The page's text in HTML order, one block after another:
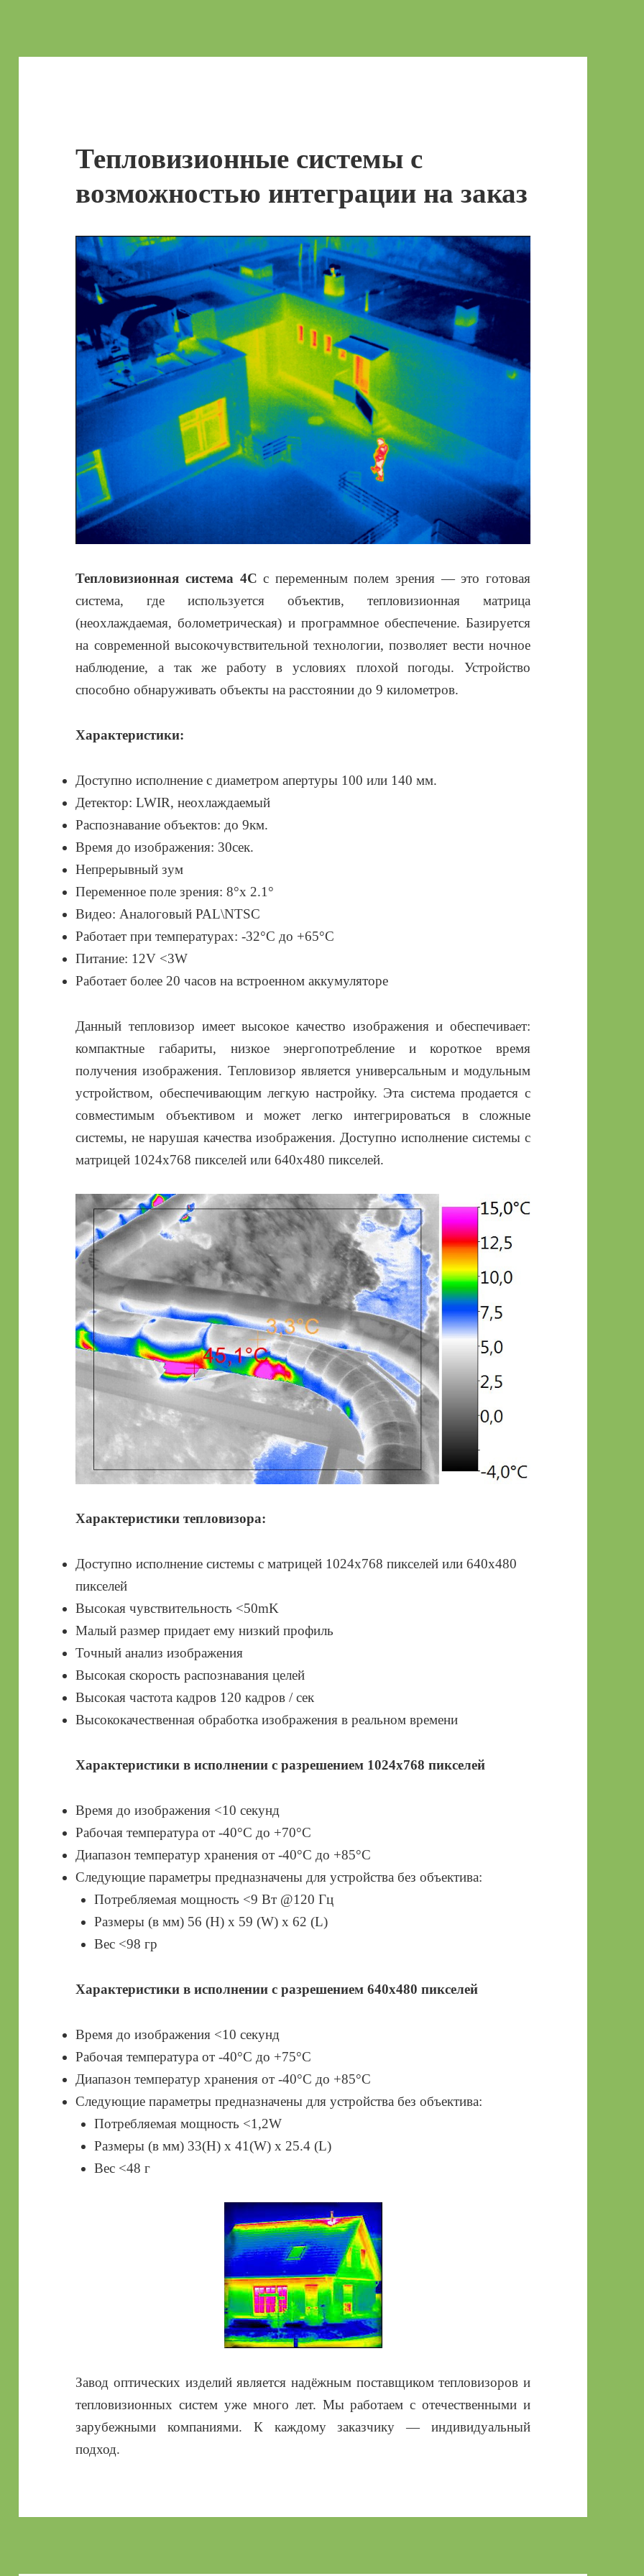
Тепловизионные системы с
возможностью интеграции на заказ
Тепловизионная система 4С с переменным полем зрения — это готовая
система, где используется объектив, тепловизионная матрица
(неохлаждаемая, болометрическая) и программное обеспечение. Базируется
на современной высокочувствительной технологии, позволяет вести ночное
наблюдение, а так же работу в условиях плохой погоды. Устройство
способно обнаруживать объекты на расстоянии до 9 километров.
Характеристики:
Доступно исполнение с диаметром апертуры 100 или 140 мм.
Детектор: LWIR, неохлаждаемый
Распознавание объектов: до 9км.
Время до изображения: 30сек.
Непрерывный зум
Переменное поле зрения: 8°х 2.1°
Видео: Аналоговый PAL\NTSC
Работает при температурах: -32°С до +65°С
Питание: 12V <3W
Работает более 20 часов на встроенном аккумуляторе
Данный тепловизор имеет высокое качество изображения и обеспечивает:
компактные габариты, низкое энергопотребление и короткое время
получения изображения. Тепловизор является универсальным и модульным
устройством, обеспечивающим легкую настройку. Эта система продается с
совместимым объективом и может легко интегрироваться в сложные
системы, не нарушая качества изображения. Доступно исполнение системы с
матрицей 1024х768 пикселей или 640х480 пикселей.
Характеристики тепловизора:
Доступно исполнение системы с матрицей 1024х768 пикселей или 640х480
пикселей
Высокая чувствительность <50mK
Малый размер придает ему низкий профиль
Точный анализ изображения
Высокая скорость распознавания целей
Высокая частота кадров 120 кадров / сек
Высококачественная обработка изображения в реальном времени
Характеристики в исполнении с разрешением 1024х768 пикселей
Время до изображения <10 секунд
Рабочая температура от -40°C до +70°C
Диапазон температур хранения от -40°C до +85°C
Следующие параметры предназначены для устройства без объектива:
Потребляемая мощность <9 Вт @120 Гц
Размеры (в мм) 56 (H) x 59 (W) x 62 (L)
Вес <98 гр
Характеристики в исполнении с разрешением 640х480 пикселей
Время до изображения <10 секунд
Рабочая температура от -40°C до +75°C
Диапазон температур хранения от -40°C до +85°C
Следующие параметры предназначены для устройства без объектива:
Потребляемая мощность <1,2W
Размеры (в мм) 33(H) x 41(W) x 25.4 (L)
Вес <48 г
Завод оптических изделий является надёжным поставщиком тепловизоров и
тепловизионных систем уже много лет. Мы работаем с отечественными и
зарубежными компаниями. К каждому заказчику — индивидуальный
подход.